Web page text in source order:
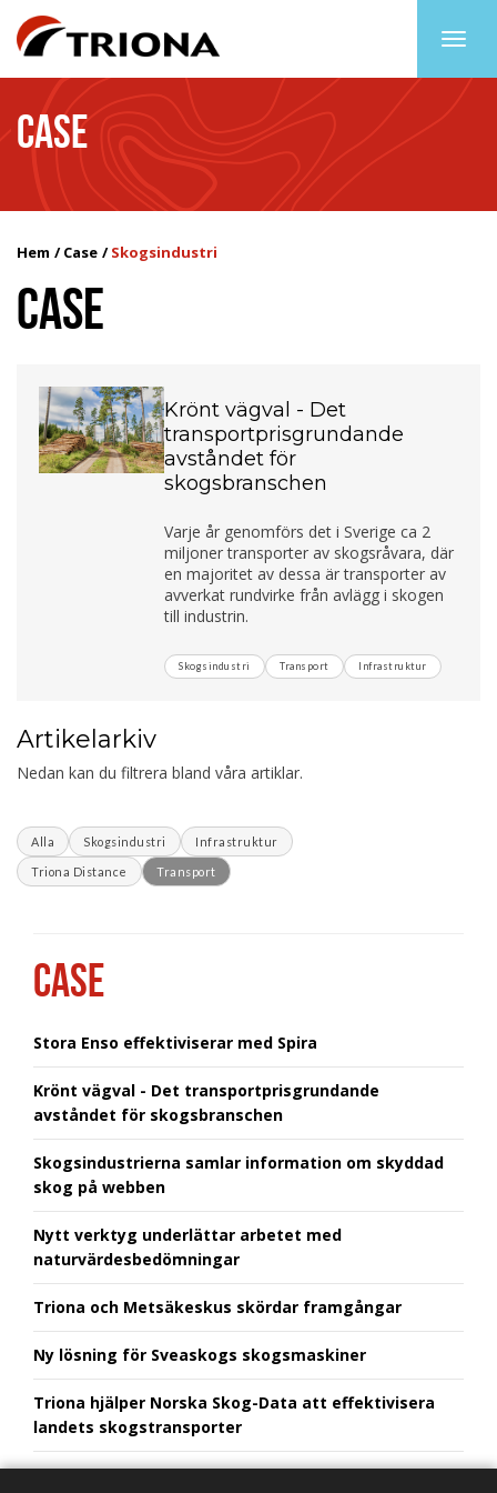
CASE
Hem Case Skogsindustri
CASE
Krönt vägval - Det
transportprisgrundande
avståndet för
skogsbranschen
Varje år genomförs det i Sverige ca 2
miljoner transporter av skogsråvara, där
en majoritet av dessa är transporter av
avverkat rundvirke från avlägg i skogen
till industrin.
Skogsindustri Transport Infrastruktur
Artikelarkiv
Nedan kan du filtrera bland våra artiklar.
Alla Skogsindustri Infrastruktur
Triona Distance Transport
CASE
Stora Enso effektiviserar med Spira
Krönt vägval - Det transportprisgrundande
avståndet för skogsbranschen
Skogsindustrierna samlar information om skyddad
skog på webben
Nytt verktyg underlättar arbetet med
naturvärdesbedömningar
Triona och Metsäkeskus skördar framgångar
Ny lösning för Sveaskogs skogsmaskiner
Triona hjälper Norska Skog-Data att effektivisera
landets skogstransporter
SCA Skog styr effektivare med